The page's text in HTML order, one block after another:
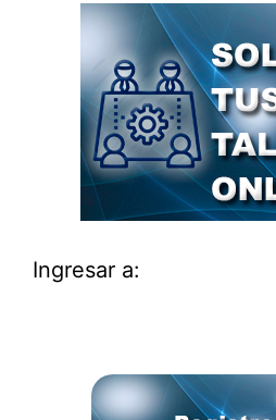
Ingresar a: